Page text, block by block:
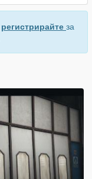
регистрирайте за